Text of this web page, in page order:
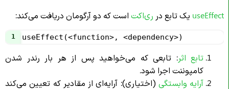
useEffect یک تابع در ری‌اکت است که دو آرگومان دریافت می‌کند:
1 useEffect(<function>, <dependency>)
تابع اثر: تابعی که می‌خواهید پس از هر بار رندر شدن
کامپوننت اجرا شود.
آرایه وابستگی (اختیاری): آرایه‌ای از مقادیر که تعیین می‌کند